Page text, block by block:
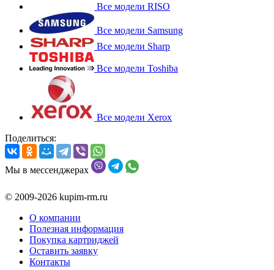
Все модели RISO
Все модели Samsung
Все модели Sharp
Все модели Toshiba
Все модели Xerox
Поделиться:
Мы в мессенджерах
© 2009-2026 kupim-rm.ru
О компании
Полезная информация
Покупка картриджей
Оставить заявку
Контакты